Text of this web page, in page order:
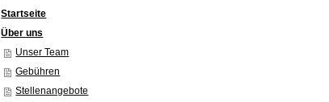
Startseite
Über uns
Unser Team
Gebühren
Stellenangebote